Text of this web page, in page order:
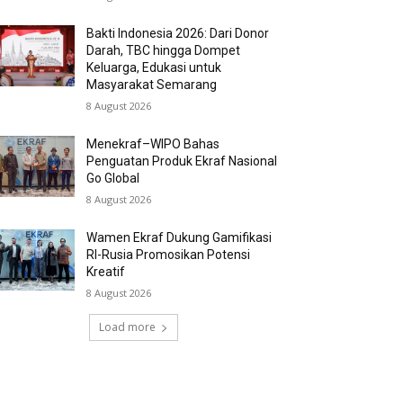
Bakti Indonesia 2026: Dari Donor
Darah, TBC hingga Dompet
Keluarga, Edukasi untuk
Masyarakat Semarang
8 August 2026
Menekraf–WIPO Bahas
Penguatan Produk Ekraf Nasional
Go Global
8 August 2026
Wamen Ekraf Dukung Gamifikasi
RI-Rusia Promosikan Potensi
Kreatif
8 August 2026
Load more